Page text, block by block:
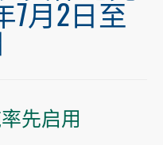
7月2日至
先启用